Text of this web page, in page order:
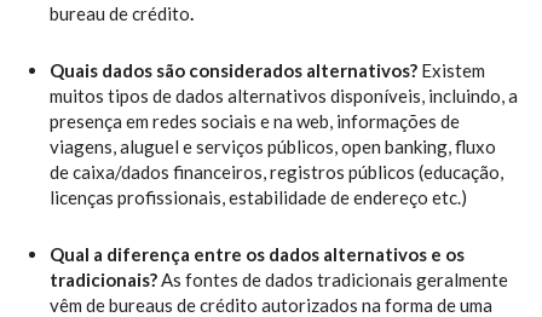
bureau de crédito.
Quais dados são considerados alternativos? Existem
muitos tipos de dados alternativos disponíveis, incluindo, a
presença em redes sociais e na web, informações de
viagens, aluguel e serviços públicos, open banking, fluxo
de caixa/dados financeiros, registros públicos (educação,
licenças profissionais, estabilidade de endereço etc.)
Qual a diferença entre os dados alternativos e os
tradicionais?As fontes de dados tradicionais geralmente
vêm de bureaus de crédito autorizados na forma de uma